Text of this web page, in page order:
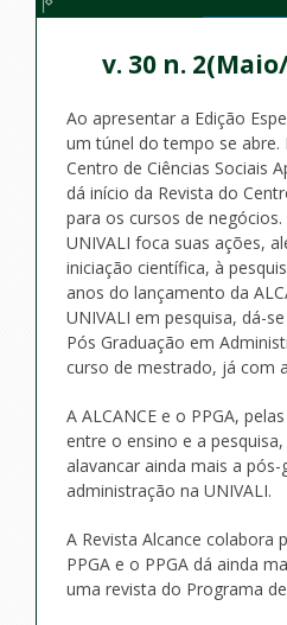
v. 30 n.
Ao apresentar a Edição
um túnel do tempo se abre.
Centro de Ciências Sociais
dá início da Revista do
para os cursos de
UNIVALI foca suas ações,
iniciação científica, à
anos do lançamento da
UNIVALI em pesquisa, dá-
Pós Graduação em
curso de mestrado, já com
A ALCANCE e o PPGA,
entre o ensino e a
alavancar ainda mais a
administração na UNIVALI.
A Revista Alcance colabora
PPGA e o PPGA dá ainda
uma revista do Programa